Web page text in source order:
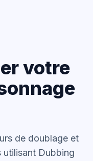
votre
de doublage et
utilisant Dubbing